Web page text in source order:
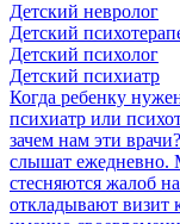
Детский невролог
Детский
Детский психолог
Детский психиатр
Когда ребенку
психиатр или
зачем нам эти
слышат ежедневно.
стесняются жалоб
откладывают визит